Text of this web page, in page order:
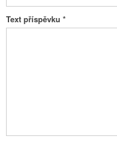
Text příspěvku *